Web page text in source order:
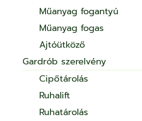
Műanyag fogantyú
Műanyag fogas
Ajtóütköző
Gardrób szerelvény
Cipőtárolás
Ruhalift
Ruhatárolás